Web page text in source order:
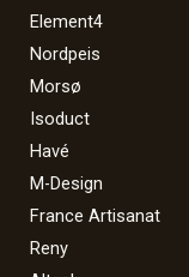
Element4
Nordpeis
Morsø
Isoduct
Havé
M-Design
France Artisanat
Reny